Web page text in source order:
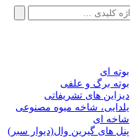
بوته ای
بوته برگ و علفی
دیزاین های تشریفاتی
یلدایی، شاخه میوه مصنوعی
شاخه ای
پنل های گیرین وال(دیوار سبر)